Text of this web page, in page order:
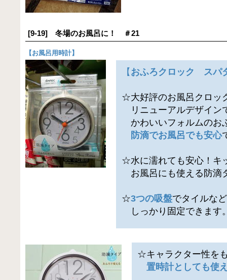
[9-19] 冬場のお風呂に！ ＃21
【 お風呂用時計】
【 おふろクロック スパ
☆大好評のお風呂クロッ
リニューアルデザイン
かわいいフォルムのお
防滴でお風呂でも安心
☆水に濡れても安心！キ
お風呂にも使える防滴
☆3つの吸盤でタイルな
しっかり固定できます
☆キャラクター性を
置時計としても使